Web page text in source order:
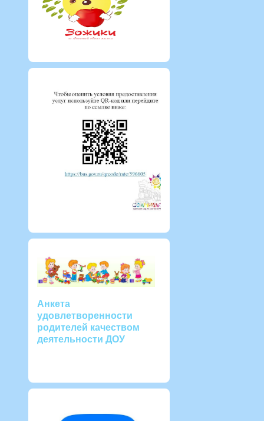
Анкета
удовлетворенности
родителей качеством
деятельности ДОУ